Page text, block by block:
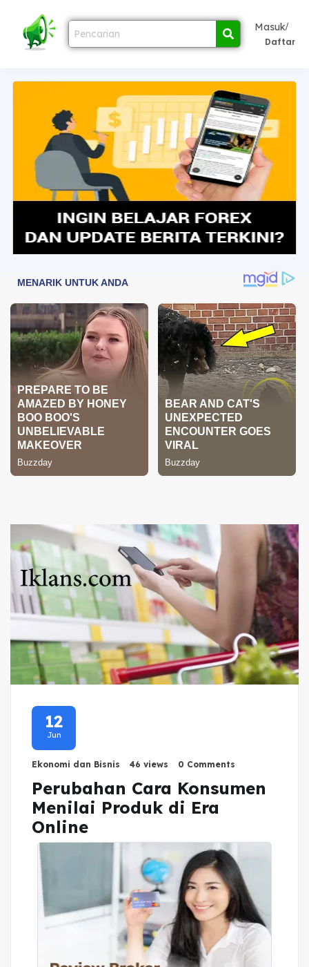
Masuk/
Daftar
12
Jun
Ekonomi dan Bisnis 46 views 0 Comments
Perubahan Cara Konsumen
Menilai Produk di Era
Online